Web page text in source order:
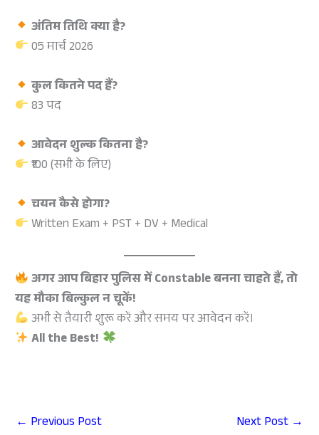
अंतिम तिथि क्या है?
05 मार्च 2026
कुल कितने पद हैं?
83 पद
आवेदन शुल्क कितना है?
₹100 (सभी के लिए)
चयन कैसे होगा?
Written Exam + PST + DV + Medical
अगर आप बिहार पुलिस में Constable बनना चाहते हैं, तो
यह मौका बिल्कुल न चूकें!
अभी से तैयारी शुरू करें और समय पर आवेदन करें।
All the Best!
← Previous Post Next Post →